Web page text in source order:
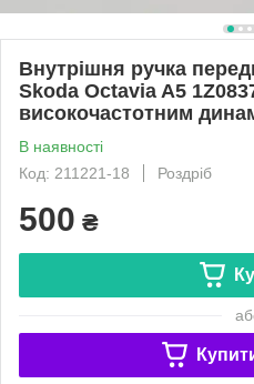
Внутрішня ручка
Skoda Octavia A5
високочастотним
В наявності
Код: 211221-18
Роздріб
500 ₴